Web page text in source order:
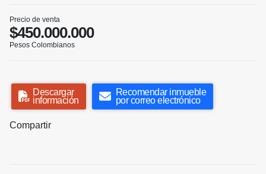
Precio de venta
$450.000.000
Pesos Colombianos
Descargar
información
Recomendar inmueble
por correo electrónico
Compartir